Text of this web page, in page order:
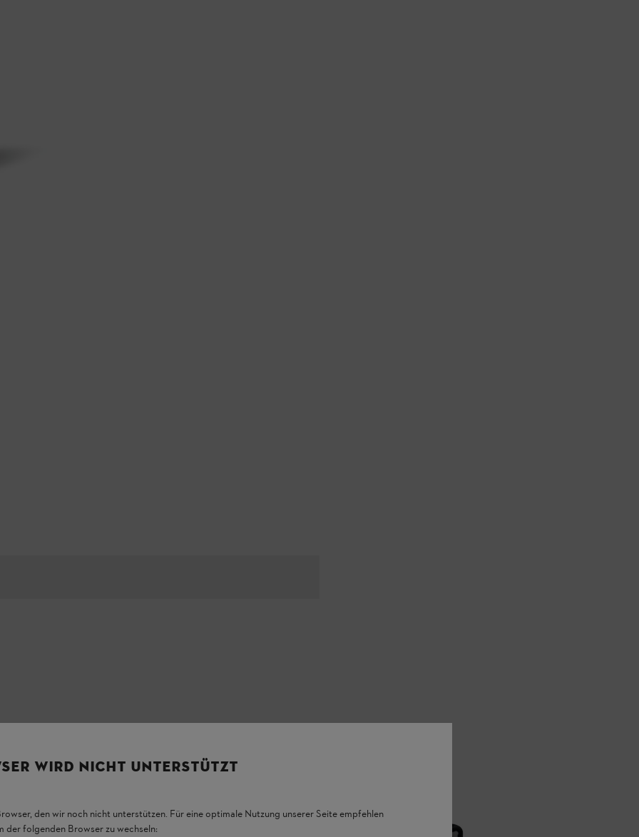
і одночасного змащення ріжучої
для очищення інструменту від
після роботи. У випадку використання
для того щоб спрей розподілився
WIRD NICHT UNTERSTÜTZT
den wir noch nicht unterstützen. Für eine optimale Nutzung unserer Seite empfehlen
der folgenden Browser zu wechseln: